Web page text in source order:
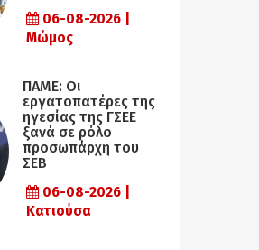
06-08-2026 |
Μώμος
ΠΑΜΕ: Οι
εργατοπατέρες της
ηγεσίας της ΓΣΕΕ
ξανά σε ρόλο
προσωπάρχη του
ΣΕΒ
06-08-2026 |
Κατιούσα